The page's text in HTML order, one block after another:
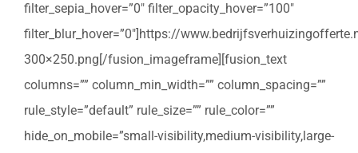
filter_sepia_hover=”0″ filter_opacity_hover=”100″
filter_blur_hover=”0″]https://
300×250.png[/fusion_imageframe][fusion_text
columns=”” column_min_width=”” column_spacing=””
rule_style=”default” rule_size=”” rule_color=””
hide_on_mobile=”small-visibility,medium-visibility,large-